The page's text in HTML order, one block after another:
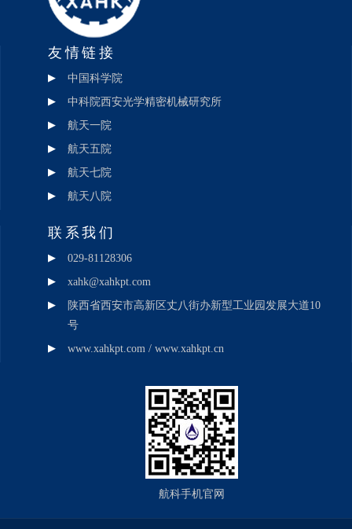
友情链接
中国科学院
中科院西安光学精密机械研究所
航天一院
航天五院
航天七院
航天八院
联系我们
029-81128306
xahk@xahkpt.com
陕西省西安市高新区丈八街办新型工业园发展大道10
号
www.xahkpt.com / www.xahkpt.cn
航科手机官网